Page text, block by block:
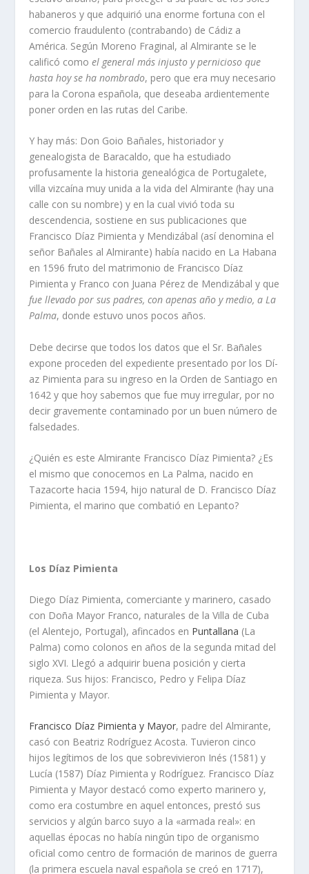
habaneros y que adquirió una enorme fortuna con el
comercio fraudulento (contrabando) de Cádiz a
América. Según Moreno Fraginal, al Almirante se le
calificó comoel general más injusto y pernicioso que
hasta hoy se ha nombrado, pero que era muy necesario
para la Corona española, que deseaba ardientemente
poner orden en las rutas del Caribe.
Y hay más: Don Goio Bañales, historiador y
genealogista de Baracaldo, que ha estudiado
profusamente la historia genealógica de Portugalete,
villa vizcaí­na muy unida a la vida del Almirante (hay una
calle con su nombre) y en la cual vivió toda su
descendencia, sostiene en sus publicaciones que
Francisco Dí­az Pimienta y Mendizábal (así­ denomina el
señor Bañales al Almirante) habí­a nacido en La Habana
en 1596 fruto del matrimonio de Francisco Dí­az
Pimienta y Franco con Juana Pérez de Mendizábal y que
fue llevado por sus padres, con apenas año y medio, a La
Palma, donde estuvo unos pocos años.
Debe decirse que todos los datos que el Sr. Bañales
expone proceden del expediente presentado por los Dí­
az Pimienta para su ingreso en la Orden de Santiago en
1642 y que hoy sabemos que fue muy irregular, por no
decir gravemente contaminado por un buen número de
falsedades.
¿Quién es este Almirante Francisco Dí­az Pimienta? ¿Es
el mismo que conocemos en La Palma, nacido en
Tazacorte hacia 1594, hijo natural de D. Francisco Dí­az
Pimienta, el marino que combatió en Lepanto?
Los Dí­az Pimienta
Diego Dí­az Pimienta, comerciante y marinero, casado
con Doña Mayor Franco, naturales de la Villa de Cuba
(el Alentejo, Portugal), afincados en Puntallana (La
Palma) como colonos en años de la segunda mitad del
siglo XVI. Llegó a adquirir buena posición y cierta
riqueza. Sus hijos: Francisco, Pedro y Felipa Dí­az
Pimienta y Mayor.
Francisco Dí­az Pimienta y Mayor, padre del Almirante,
casó con Beatriz Rodrí­guez Acosta. Tuvieron cinco
hijos legí­timos de los que sobrevivieron Inés (1581) y
Lucí­a (1587) Dí­az Pimienta y Rodrí­guez. Francisco Dí­az
Pimienta y Mayor destacó como experto marinero y,
como era costumbre en aquel entonces, prestó sus
servicios y algún barco suyo a la «armada real»: en
aquellas épocas no habí­a ningún tipo de organismo
oficial como centro de formación de marinos de guerra
(la primera escuela naval española se creó en 1717),